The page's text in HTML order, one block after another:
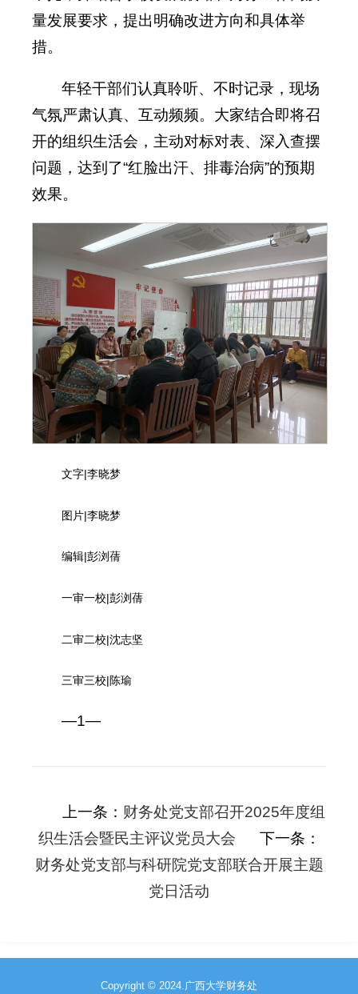
量发展要求，提出明确改进方向和具体举
措。
年轻干部们认真聆听、不时记录，现场
气氛严肃认真、互动频频。大家结合即将召
开的组织生活会，主动对标对表、深入查摆
问题，达到了“红脸出汗、排毒治病”的预期
效果。
文字|李晓梦
图片|李晓梦
编辑|彭浏蒨
一审一校|彭浏蒨
二审二校|沈志坚
三审三校|陈瑜
—1—
上一条： 财务处党支部召开2025年度组
织生活会暨民主评议党员大会 下一条：
财务处党支部与科研院党支部联合开展主题
党日活动
Copyright © 2024.广西大学财务处